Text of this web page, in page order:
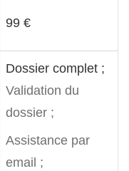
99 €
Dossier complet ;
Validation du
dossier ;
Assistance par
email ;